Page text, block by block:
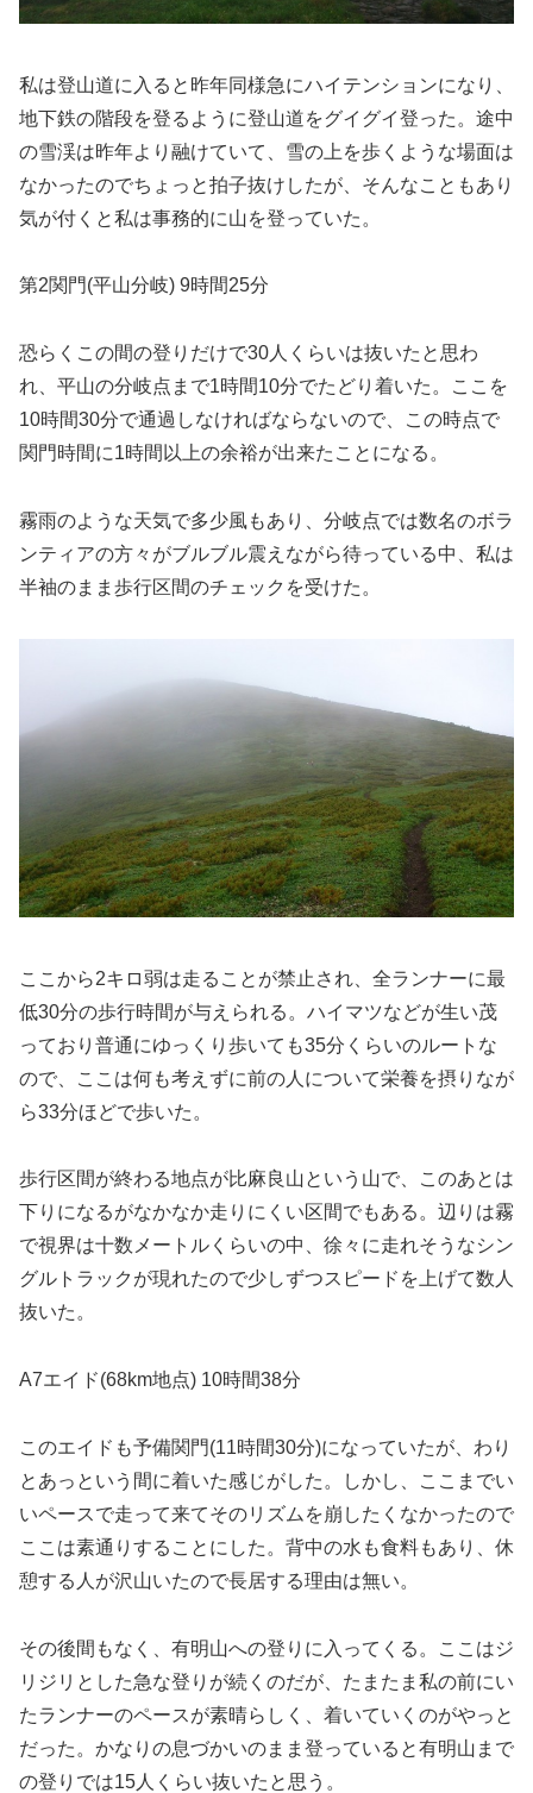
私は登山道に入ると昨年同様急にハイテンションになり、
地下鉄の階段を登るように登山道をグイグイ登った。途中
の雪渓は昨年より融けていて、雪の上を歩くような場面は
なかったのでちょっと拍子抜けしたが、そんなこともあり
気が付くと私は事務的に山を登っていた。
第2関門(平山分岐) 9時間25分
恐らくこの間の登りだけで30人くらいは抜いたと思わ
れ、平山の分岐点まで1時間10分でたどり着いた。ここを
10時間30分で通過しなければならないので、この時点で
関門時間に1時間以上の余裕が出来たことになる。
霧雨のような天気で多少風もあり、分岐点では数名のボラ
ンティアの方々がブルブル震えながら待っている中、私は
半袖のまま歩行区間のチェックを受けた。
ここから2キロ弱は走ることが禁止され、全ランナーに最
低30分の歩行時間が与えられる。ハイマツなどが生い茂
っており普通にゆっくり歩いても35分くらいのルートな
ので、ここは何も考えずに前の人について栄養を摂りなが
ら33分ほどで歩いた。
歩行区間が終わる地点が比麻良山という山で、このあとは
下りになるがなかなか走りにくい区間でもある。辺りは霧
で視界は十数メートルくらいの中、徐々に走れそうなシン
グルトラックが現れたので少しずつスピードを上げて数人
抜いた。
A7エイド(68km地点) 10時間38分
このエイドも予備関門(11時間30分)になっていたが、わり
とあっという間に着いた感じがした。しかし、ここまでい
いペースで走って来てそのリズムを崩したくなかったので
ここは素通りすることにした。背中の水も食料もあり、休
憩する人が沢山いたので長居する理由は無い。
その後間もなく、有明山への登りに入ってくる。ここはジ
リジリとした急な登りが続くのだが、たまたま私の前にい
たランナーのペースが素晴らしく、着いていくのがやっと
だった。かなりの息づかいのまま登っていると有明山まで
の登りでは15人くらい抜いたと思う。